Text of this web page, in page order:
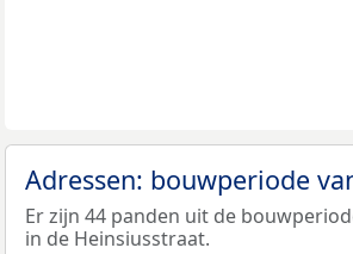
Adressen: bouwperiode
Er zijn 44 panden uit de
in de Heinsiusstraat.